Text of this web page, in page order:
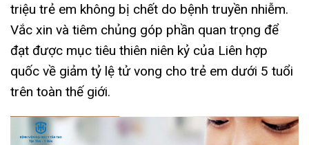
triệu trẻ em không bị chết do bệnh truyền nhiễm.
Vắc xin và tiêm chủng góp phần quan trọng để
đạt được mục tiêu thiên niên kỷ của Liên hợp
quốc về giảm tỷ lệ tử vong cho trẻ em dưới 5 tuổi
trên toàn thế giới.